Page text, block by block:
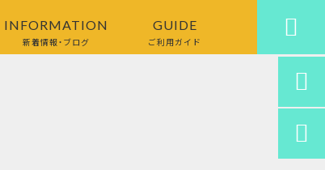
INFORMATION
新着情報・ブログ
GUIDE
ご利用ガイド


